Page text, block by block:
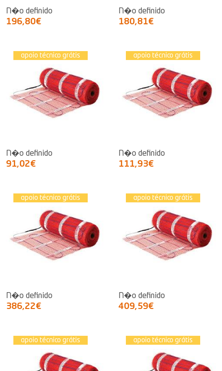
N�o definido
196,80€
N�o definido
180,81€
apoio técnico grátis
N�o definido
91,02€
apoio técnico grátis
N�o definido
111,93€
apoio técnico grátis
N�o definido
386,22€
apoio técnico grátis
N�o definido
409,59€
apoio técnico grátis apoio técnico grátis